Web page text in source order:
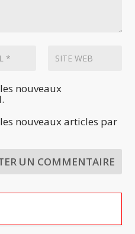
nouveaux
nouveaux articles par